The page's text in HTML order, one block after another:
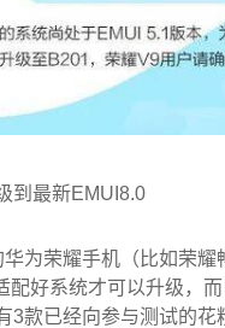
到最新EMUI8.0
为荣耀手机（比如荣
好系统才可以升级，
3款已经向参与测试的